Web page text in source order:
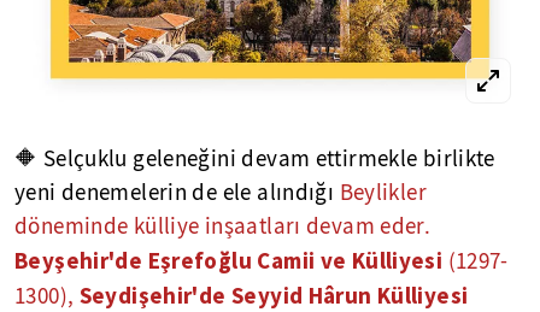
🔶 Selçuklu geleneğini devam ettirmekle birlikte
yeni denemelerin de ele alındığı Beylikler
döneminde külliye inşaatları devam eder.
Beyşehir'de Eşrefoğlu Camii ve Külliyesi (1297-
1300), Seydişehir'de Seyyid Hârun Külliyesi